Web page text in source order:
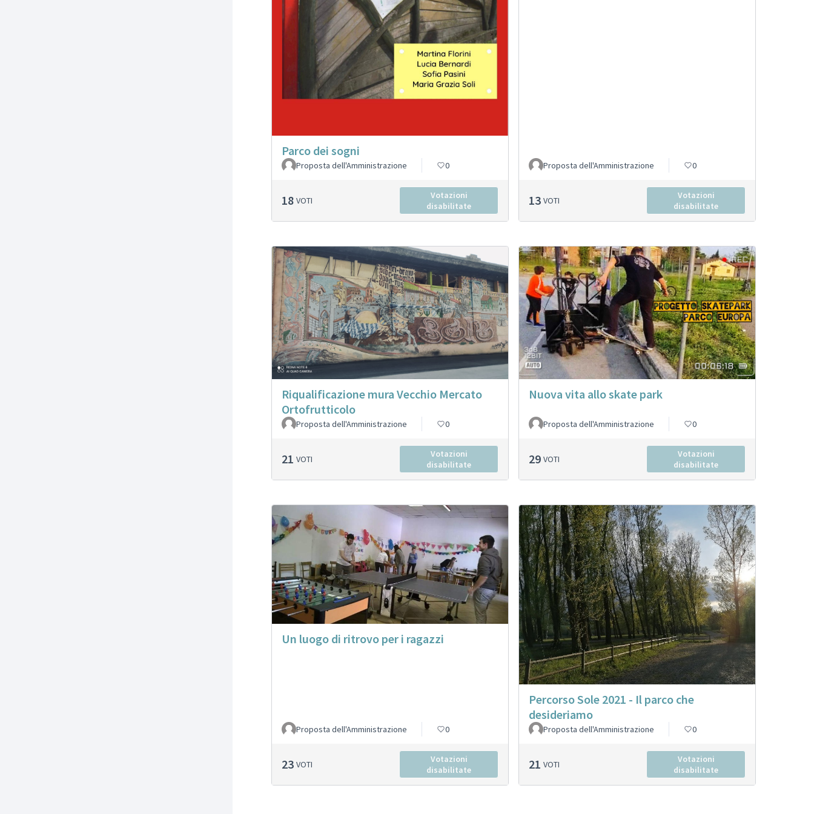
Parco dei sogni
Proposta dell'Amministrazione 0
18 VOTI
Votazioni
disabilitate
Proposta dell'Amministrazione 0
13 VOTI
Votazioni
disabilitate
Riqualificazione mura Vecchio Mercato
Ortofrutticolo
Proposta dell'Amministrazione 0
21 VOTI
Votazioni
disabilitate
Nuova vita allo skate park
Proposta dell'Amministrazione 0
29 VOTI
Votazioni
disabilitate
Un luogo di ritrovo per i ragazzi
Proposta dell'Amministrazione 0
23 VOTI
Votazioni
disabilitate
Percorso Sole 2021 - Il parco che
desideriamo
Proposta dell'Amministrazione 0
21 VOTI
Votazioni
disabilitate